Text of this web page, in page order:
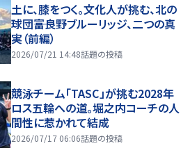
土に、膝をつく。文化人が挑む、北の
球団――富良野ブルーリッジ、二つの真
実（前編）
2026/07/21 14:48話題の投稿
競泳チーム「TASC」が挑む2028年
ロス五輪への道。堀之内コーチの人
間性に惹かれて結成
2026/07/17 06:06話題の投稿